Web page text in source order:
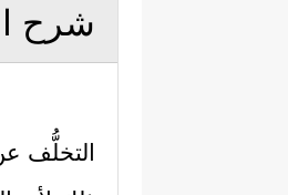
شرح
التخلُّف